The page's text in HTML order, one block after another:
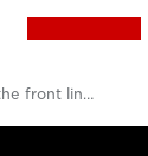
Ivor Prickett on the front line in the Battle for Mosul